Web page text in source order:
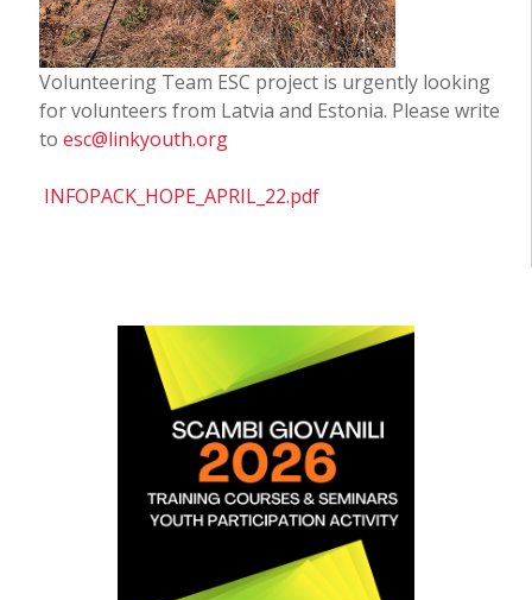
Volunteering Team ESC project is urgently looking
for volunteers from Latvia and Estonia. Please write
to esc@linkyouth.org
INFOPACK_HOPE_APRIL_22.pdf